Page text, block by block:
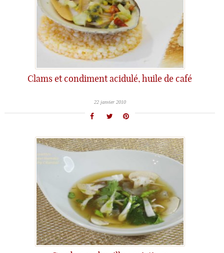
Clams et condiment acidulé, huile de café
22 janvier 2010